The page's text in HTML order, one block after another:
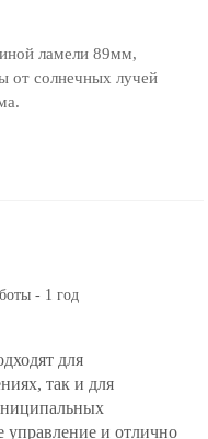
ламели 89мм,
от солнечных лучей
- 1 год
для
так и для
управление и отлично